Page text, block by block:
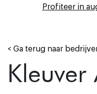
Profiteer in
< Ga terug naar
Kleuver